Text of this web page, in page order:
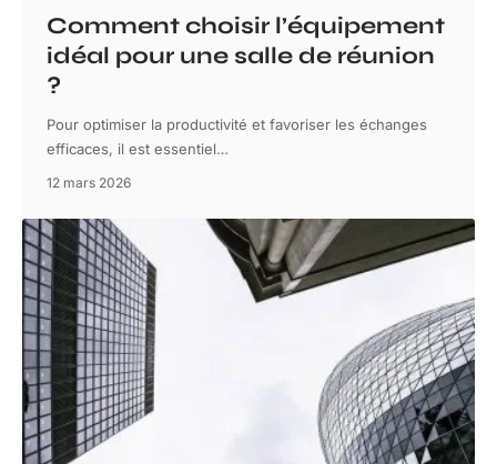
Comment choisir l’équipement
idéal pour une salle de réunion
?
Pour optimiser la productivité et favoriser les échanges
efficaces, il est essentiel…
12 mars 2026